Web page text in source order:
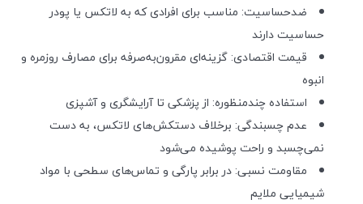
ضدحساسیت: مناسب برای افرادی که به لاتکس یا پودر
حساسیت دارند
قیمت اقتصادی: گزینه‌ای مقرون‌به‌صرفه برای مصارف روزمره و
انبوه
استفاده چندمنظوره: از پزشکی تا آرایشگری و آشپزی
عدم چسبندگی: برخلاف دستکش‌های لاتکس، به دست
نمی‌چسبد و راحت پوشیده می‌شود
مقاومت نسبی: در برابر پارگی و تماس‌های سطحی با مواد
شیمیایی ملایم